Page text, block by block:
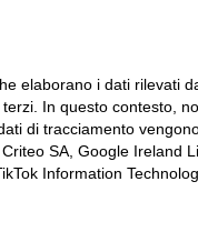
elaborano i dati rilevati
In questo contesto,
di tracciamento
SA, Google Ireland
Information